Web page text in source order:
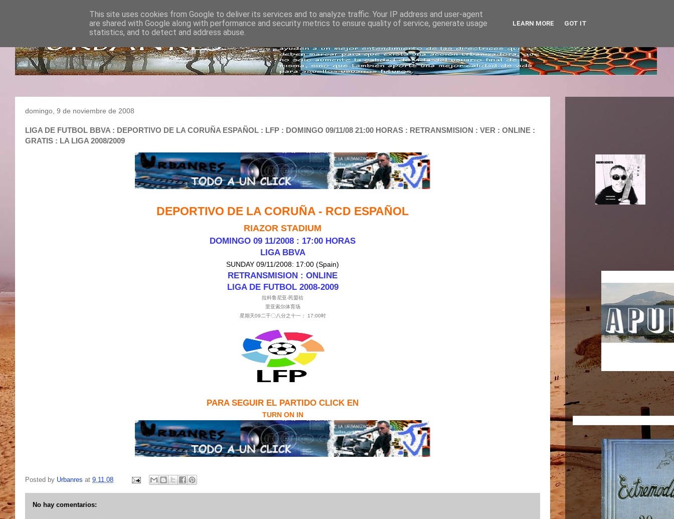
domingo, 9 de noviembre de 2008
LIGA DE FUTBOL BBVA : DEPORTIVO DE LA CORUÑA ESPAÑOL : LFP : DOMINGO 09/11/08 21:00 HORAS : RETRANSMISION : VER : ONLINE :
GRATIS : LA LIGA 2008/2009
DEPORTIVO DE LA CORUÑA - RCD ESPAÑOL
RIAZOR STADIUM
DOMINGO 09 11/2008 : 17:00 HORAS
LIGA BBVA
SUNDAY 09/11/2008: 17:00 (Spain)
RETRANSMISION : ONLINE
LIGA DE FUTBOL 2008-2009
拉科鲁尼亚-民盟祜
里亚索尔体育场
星期天09二千〇八分之十一： 17:00时
PARA SEGUIR EL PARTIDO CLICK EN
TURN ON IN
Posted by Urbanres at 9.11.08
No hay comentarios:
This site uses cookies from Google to deliver its services and to analyze traffic. Your IP address and user-agent
are shared with Google along with performance and security metrics to ensure quality of service, generate usage
statistics, and to detect and address abuse.
LEARN MORE GOT IT